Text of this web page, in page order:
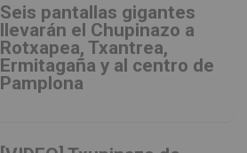
Seis pantallas gigantes
llevarán el Chupinazo a
Rotxapea, Txantrea,
Ermitagaña y al centro de
Pamplona